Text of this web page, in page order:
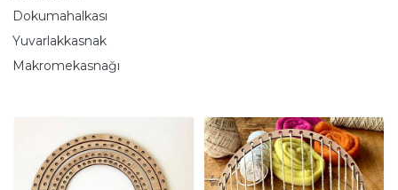
Dokumahalkası
Yuvarlakkasnak
Makromekasnağı